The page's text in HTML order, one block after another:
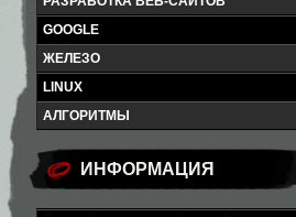
GOOGLE
ЖЕЛЕЗО
LINUX
АЛГОРИТМЫ
ИНФОРМАЦИЯ